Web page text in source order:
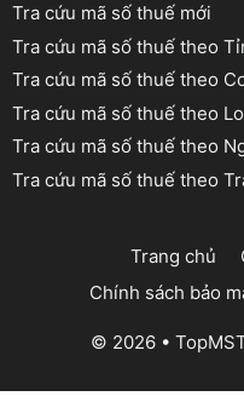
Tra cứu mã số thuế mới
Tra cứu mã số thuế theo
Tra cứu mã số thuế theo
Tra cứu mã số thuế theo
Tra cứu mã số thuế theo
Tra cứu mã số thuế theo
Trang chủ
Chính sách bảo
© 2026 •